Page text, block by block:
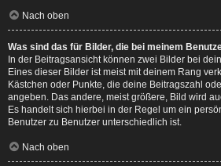
Nach oben
Was sind das für Bilder, die bei meinem
In der Beitragsansicht können zwei Bilder bei
Eines dieser Bilder ist meist mit deinem Rang
Kästchen oder Punkte, die deine Beitragszahl
angeben. Das andere, meist größere, Bild wird
Es handelt sich hierbei in der Regel um ein
Benutzer zu Benutzer unterschiedlich ist.
Nach oben